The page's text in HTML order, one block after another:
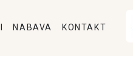
NABAVA KONTAKT